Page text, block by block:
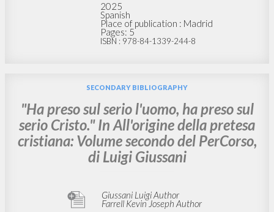
2025
Spanish
Place of publication : Madrid
Pages: 5
ISBN : 978-84-1339-244-8
SECONDARY BIBLIOGRAPHY
"Ha preso sul serio l'uomo, ha preso sul
serio Cristo." In All'origine della pretesa
cristiana: Volume secondo del PerCorso,
di Luigi Giussani
Giussani Luigi Author
Farrell Kevin Joseph Author